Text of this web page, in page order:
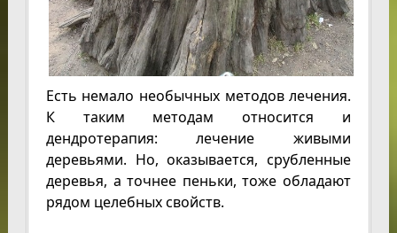
Есть немало необычных методов лечения.
К таким методам относится и
дендротерапия: лечение живыми
деревьями. Но, оказывается, срубленные
деревья, а точнее пеньки, тоже обладают
рядом целебных свойств.